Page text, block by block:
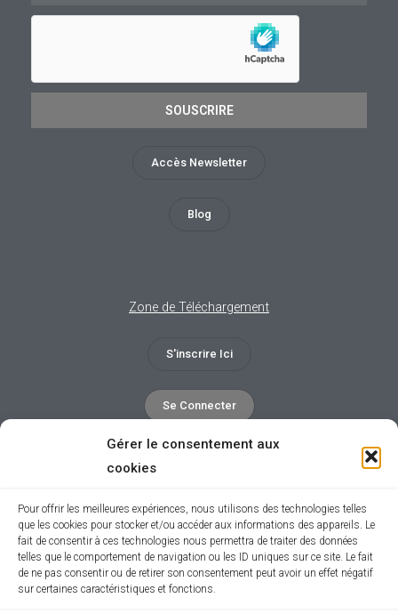
Gérer le consentement aux
cookies
Pour offrir les meilleures expériences, nous utilisons des technologies telles
que les cookies pour stocker et/ou accéder aux informations des appareils. Le
fait de consentir à ces technologies nous permettra de traiter des données
telles que le comportement de navigation ou les ID uniques sur ce site. Le fait
de ne pas consentir ou de retirer son consentement peut avoir un effet négatif
sur certaines caractéristiques et fonctions.
SOUSCRIRE
Accès Newsletter
Blog
Zone de Téléchargement
S'inscrire Ici
Se Connecter